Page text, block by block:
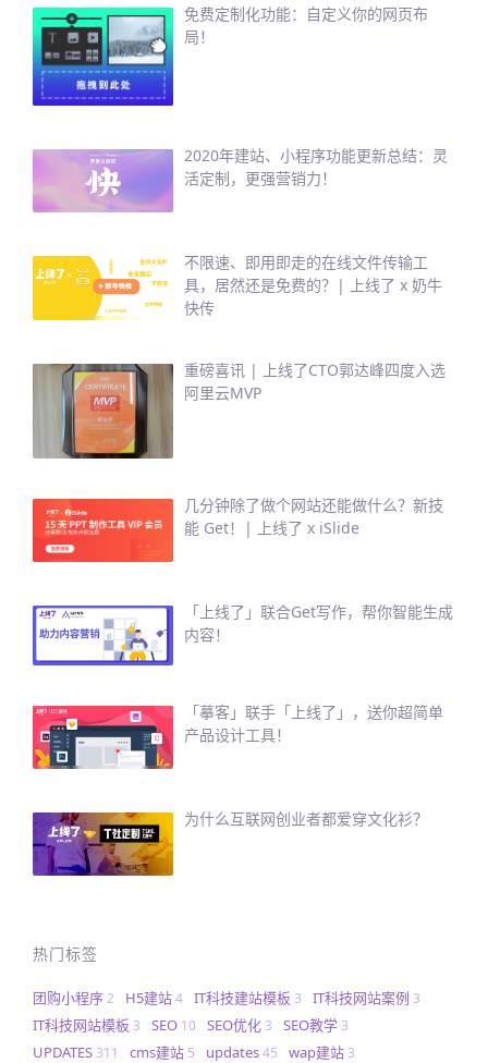
免费定制化功能：自定义你的网页布
局！
2020年建站、小程序功能更新总结：灵
活定制，更强营销力！
不限速、即用即走的在线文件传输工
具，居然还是免费的？| 上线了 x 奶牛
快传
重磅喜讯 | 上线了CTO郭达峰四度入选
阿里云MVP
几分钟除了做个网站还能做什么？新技
能 Get！| 上线了 x iSlide
「上线了」联合Get写作，帮你智能生成
内容！
「摹客」联手「上线了」，送你超简单
产品设计工具！
为什么互联网创业者都爱穿文化衫？
热门标签
团购小程序2 H5建站4 IT科技建站模板 3 IT科技网站案例 3
IT科技网站模板 3 SEO 10 SEO优化 3 SEO教学 3
UPDATES 311 cms建站 5 updates45 wap建站 3